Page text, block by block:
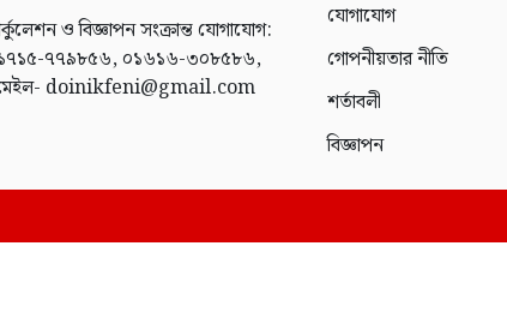
ও বিজ্ঞাপন সংক্রান্ত যোগাযোগ:
৭৭৯৮৫৬, ০১৬১৬-৩০৮৫৮৬,
doinikfeni@gmail.com
যোগাযোগ
গোপনীয়তার নীতি
শর্তাবলী
বিজ্ঞাপন